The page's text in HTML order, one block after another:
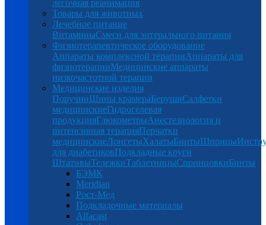
легочная реанимация
Товары для животных
Лечебное питание
ВитаминыСмеси для энтерального питания
Физиотерапевтическое оборудование
Аппараты комплексной терапииАппараты для
физиотерапииМедицинские аппараты
низкочастотной терапии
Медицинские изделия
ПоручниШины крамераБерушиСалфетки
медицинскиеГидрогелевая
продукцияГлюкометрыАнестезиология и
интенсивная терапияПерчатки
медицинскиеЛонгетыХалатыБинтыШприцы
для диабетиковПодкладные круги
ШтативыТележкиТаблетницыСпринцовкиБинты
БЭМК
Meridian
Рост-Мед
Подкладочные материалы
Alfacast